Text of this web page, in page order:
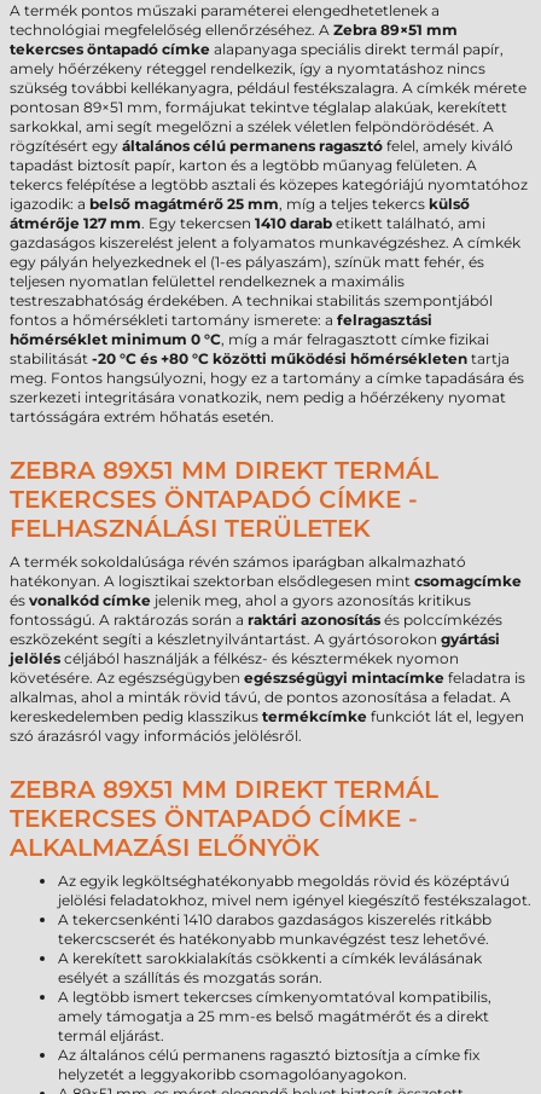
A termék pontos műszaki paraméterei elengedhetetlenek a
technológiai megfelelőség ellenőrzéséhez. A Zebra 89×51 mm
tekercses öntapadó címke alapanyaga speciális direkt termál papír,
amely hőérzékeny réteggel rendelkezik, így a nyomtatáshoz nincs
szükség további kellékanyagra, például festékszalagra. A címkék mérete
pontosan 89×51 mm, formájukat tekintve téglalap alakúak, kerekített
sarkokkal, ami segít megelőzni a szélek véletlen felpöndörödését. A
rögzítésért egy általános célú permanens ragasztó felel, amely kiváló
tapadást biztosít papír, karton és a legtöbb műanyag felületen. A
tekercs felépítése a legtöbb asztali és közepes kategóriájú nyomtatóhoz
igazodik: a belső magátmérő 25 mm, míg a teljes tekercs külső
átmérője 127 mm. Egy tekercsen 1410 darab etikett található, ami
gazdaságos kiszerelést jelent a folyamatos munkavégzéshez. A címkék
egy pályán helyezkednek el (1-es pályaszám), színük matt fehér, és
teljesen nyomatlan felülettel rendelkeznek a maximális
testreszabhatóság érdekében. A technikai stabilitás szempontjából
fontos a hőmérsékleti tartomány ismerete: a felragasztási
hőmérséklet minimum 0 °C, míg a már felragasztott címke fizikai
stabilitását -20 °C és +80 °C közötti működési hőmérsékleten tartja
meg. Fontos hangsúlyozni, hogy ez a tartomány a címke tapadására és
szerkezeti integritására vonatkozik, nem pedig a hőérzékeny nyomat
tartósságára extrém hőhatás esetén.
ZEBRA 89X51 MM DIREKT TERMÁL
TEKERCSES ÖNTAPADÓ CÍMKE -
FELHASZNÁLÁSI TERÜLETEK
A termék sokoldalúsága révén számos iparágban alkalmazható
hatékonyan. A logisztikai szektorban elsődlegesen mint csomagcímke
és vonalkód címke jelenik meg, ahol a gyors azonosítás kritikus
fontosságú. A raktározás során a raktári azonosítás és polccímkézés
eszközeként segíti a készletnyilvántartást. A gyártósorokon gyártási
jelölés céljából használják a félkész- és késztermékek nyomon
követésére. Az egészségügyben egészségügyi mintacímke feladatra is
alkalmas, ahol a minták rövid távú, de pontos azonosítása a feladat. A
kereskedelemben pedig klasszikus termékcímke funkciót lát el, legyen
szó árazásról vagy információs jelölésről.
ZEBRA 89X51 MM DIREKT TERMÁL
TEKERCSES ÖNTAPADÓ CÍMKE -
ALKALMAZÁSI ELŐNYÖK
Az egyik legköltséghatékonyabb megoldás rövid és középtávú
jelölési feladatokhoz, mivel nem igényel kiegészítő festékszalagot.
A tekercsenkénti 1410 darabos gazdaságos kiszerelés ritkább
tekercscserét és hatékonyabb munkavégzést tesz lehetővé.
A kerekített sarokkialakítás csökkenti a címkék leválásának
esélyét a szállítás és mozgatás során.
A legtöbb ismert tekercses címkenyomtatóval kompatibilis,
amely támogatja a 25 mm-es belső magátmérőt és a direkt
termál eljárást.
Az általános célú permanens ragasztó biztosítja a címke fix
helyzetét a leggyakoribb csomagolóanyagokon.